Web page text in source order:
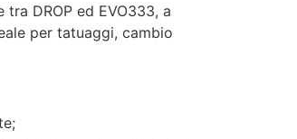
DROP ed EVO333, a
per tatuaggi, cambio